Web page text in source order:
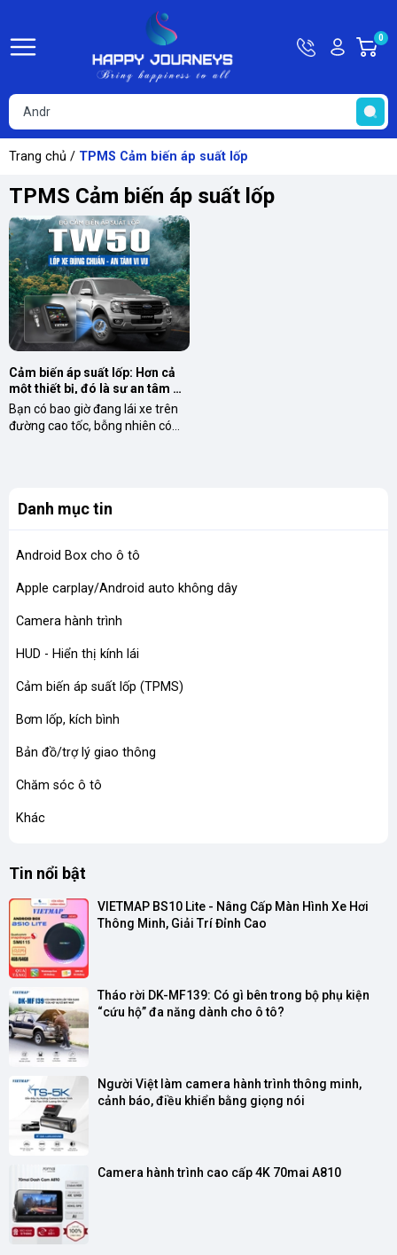
HotlineTài
khoản
Khách
0
Trang chủ / TPMS Cảm biến áp suất lốp
TPMS Cảm biến áp suất lốp
Cảm biến áp suất lốp: Hơn cả
một thiết bị, đó là sự an tâm
trên từng cây số
Bạn có bao giờ đang lái xe trên
đường cao tốc, bỗng nhiên có
Danh mục tin
Android Box cho ô tô
Apple carplay/Android auto không dây
Camera hành trình
HUD - Hiển thị kính lái
Cảm biến áp suất lốp (TPMS)
Bơm lốp, kích bình
Bản đồ/trợ lý giao thông
Chăm sóc ô tô
Khác
Tin nổi bật
VIETMAP BS10 Lite - Nâng Cấp Màn Hình Xe Hơi
Thông Minh, Giải Trí Đỉnh Cao
Tháo rời DK-MF139: Có gì bên trong bộ phụ kiện
“cứu hộ” đa năng dành cho ô tô?
Người Việt làm camera hành trình thông minh,
cảnh báo, điều khiển bằng giọng nói
Camera hành trình cao cấp 4K 70mai A810